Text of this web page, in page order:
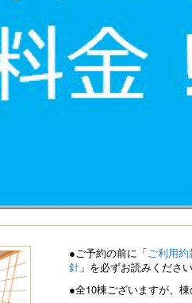
●ご予約の前に「ご利用約
針 」を必ずお読みください
●全10棟ございますが、棟